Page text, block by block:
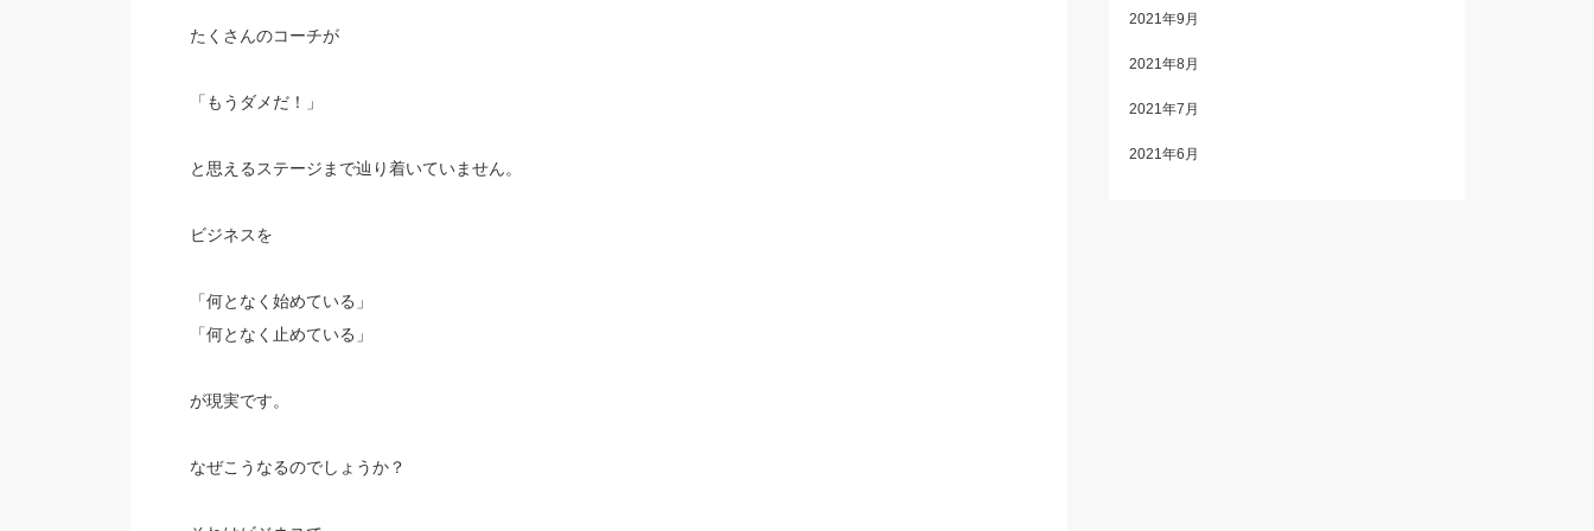
たくさんのコーチが
「もうダメだ！」
と思えるステージまで辿り着いていません。
ビジネスを
「何となく始めている」
「何となく止めている」
が現実です。
なぜこうなるのでしょうか？
2021年9月
2021年8月
2021年7月
2021年6月